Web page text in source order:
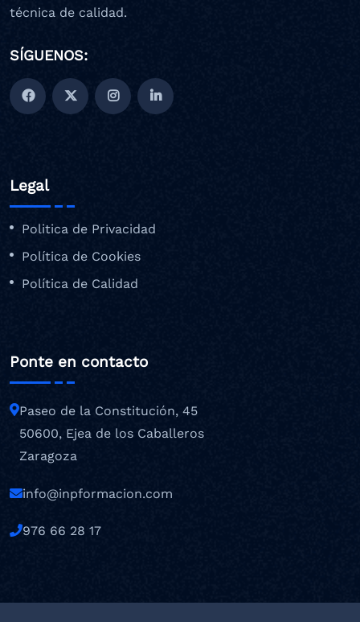
técnica de calidad.
SÍGUENOS:
Legal
Politica de Privacidad
Política de Cookies
Política de Calidad
Ponte en contacto
Paseo de la Constitución, 45
50600, Ejea de los Caballeros
Zaragoza
info@inpformacion.com
976 66 28 17